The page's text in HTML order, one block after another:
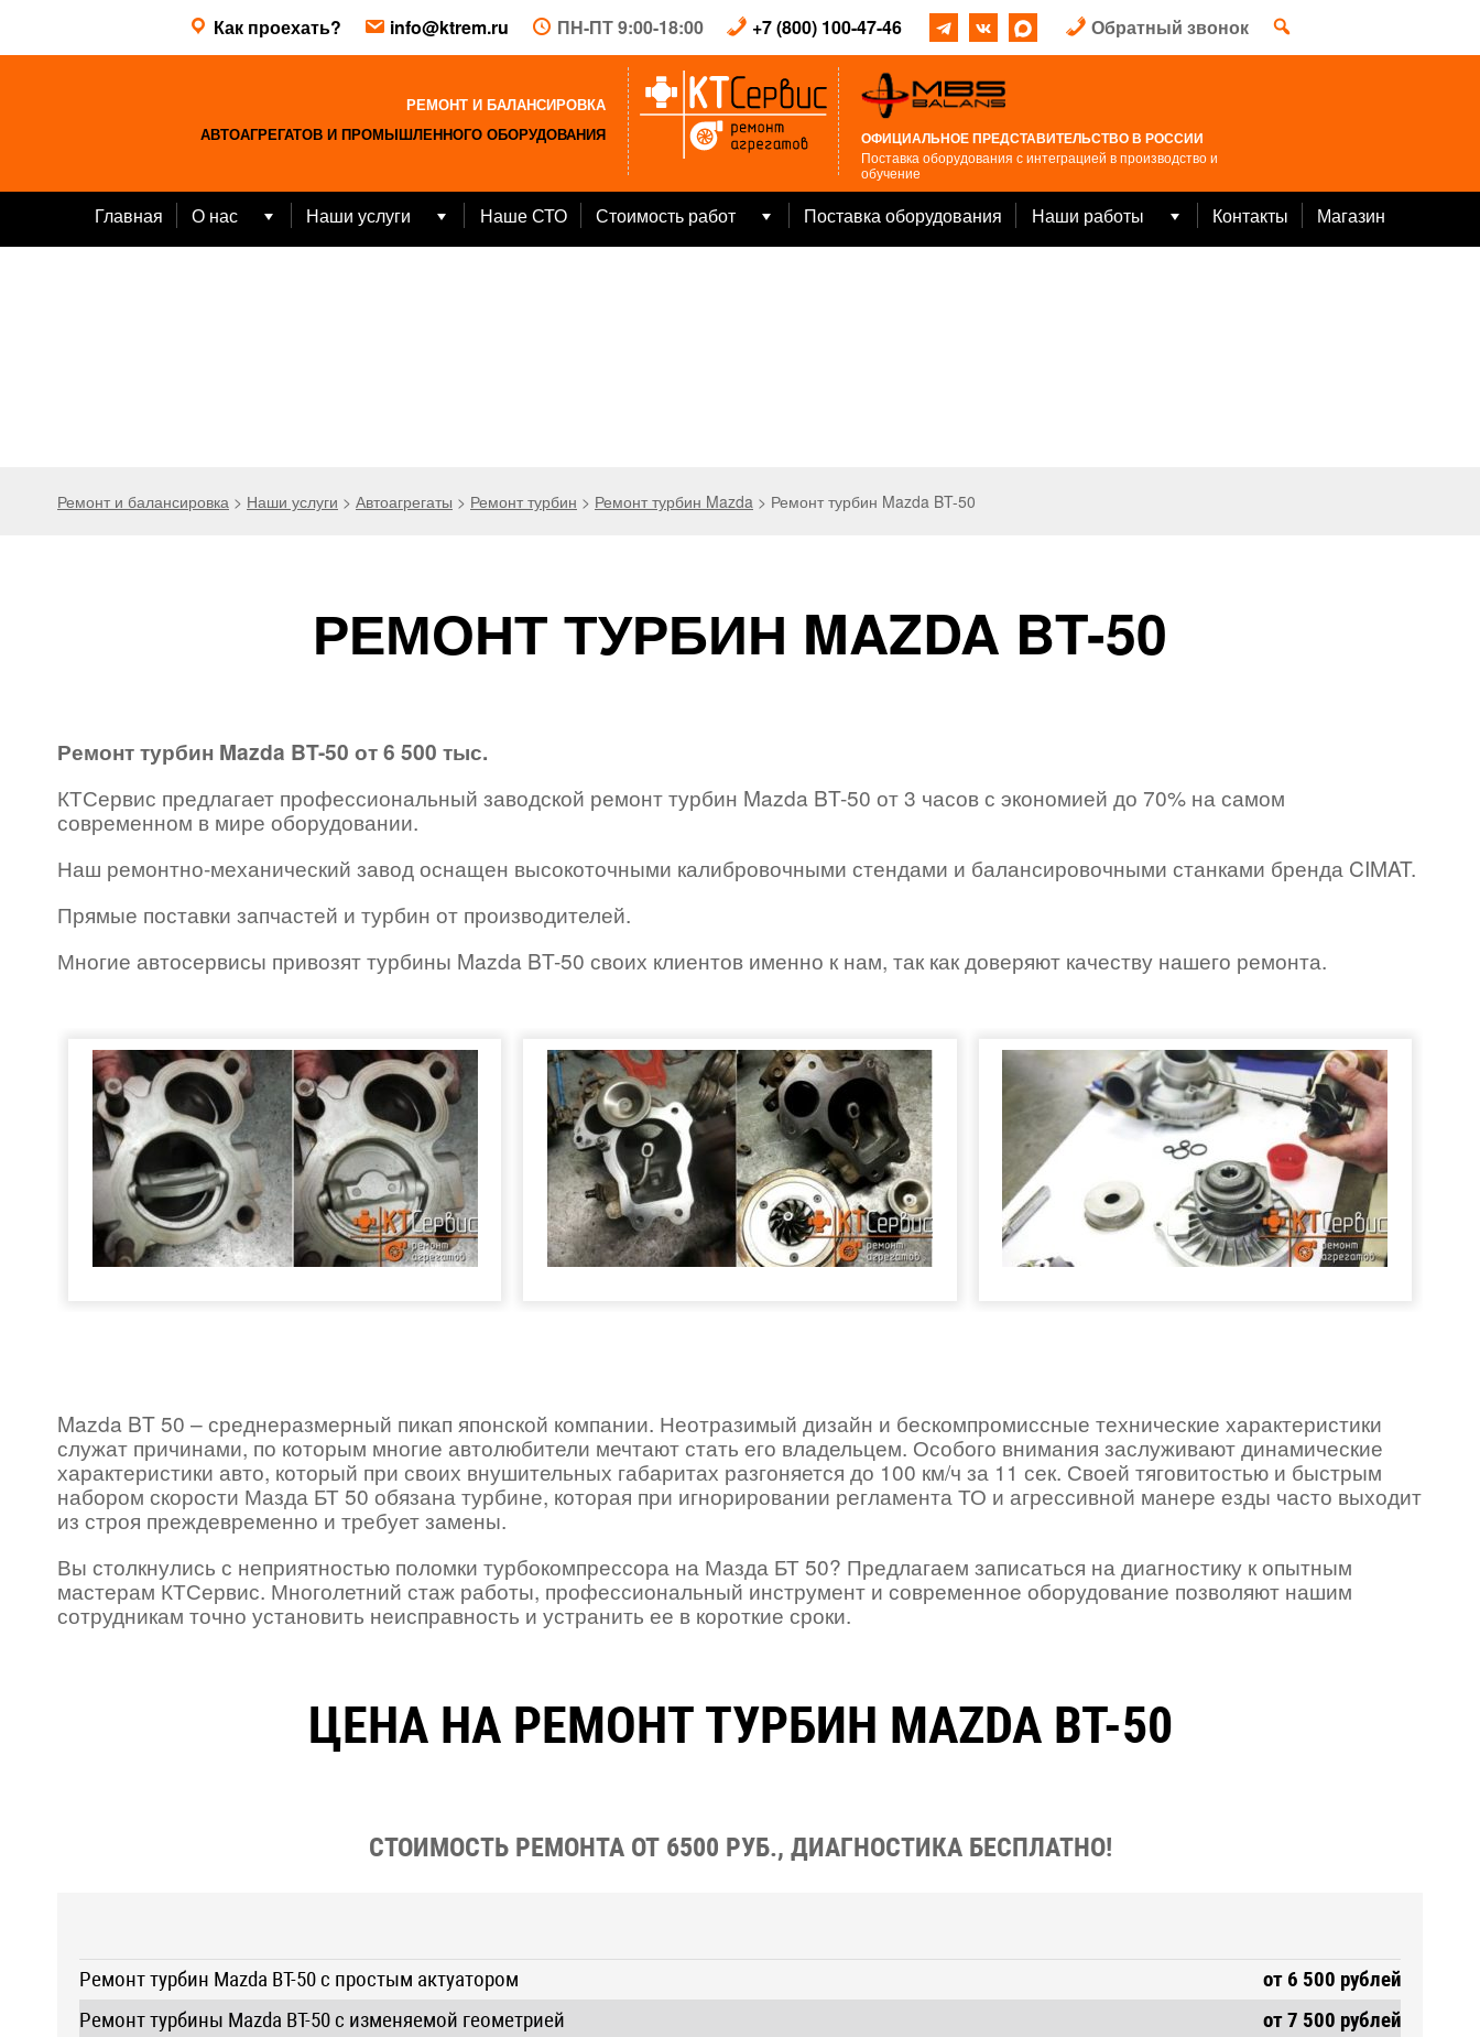
content
Как проехать? info@ktrem.ru ПН-ПТ 9:00-18:00 +7 (800) 100-47-46 Обратный звонок
РЕМОНТ И БАЛАНСИРОВКА
АВТОАГРЕГАТОВ И ПРОМЫШЛЕННОГО ОБОРУДОВАНИЯ
ОФИЦИАЛЬНОЕ ПРЕДСТАВИТЕЛЬСТВО В РОССИИ
Поставка оборудования с интеграцией в производство и
обучение
Главная О нас
Open
Наши услуги
Open
Наше СТО Стоимость работ
Open
Поставка оборудования Наши работы
Open
Контакты Магазин
Ремонт и балансировка > Наши услуги > Автоагрегаты > Ремонт турбин > Ремонт турбин Mazda > Ремонт турбин Mazda BT-50
РЕМОНТ ТУРБИН MAZDA BT-50
Ремонт турбин Mazda BT-50 от 6 500 тыс.
КТСервис предлагает профессиональный заводской ремонт турбин Mazda BT-50 от 3 часов с экономией до 70% на самом
современном в мире оборудовании.
Наш ремонтно-механический завод оснащен высокоточными калибровочными стендами и балансировочными станками бренда CIMAT.
Прямые поставки запчастей и турбин от производителей.
Многие автосервисы привозят турбины Mazda BT-50 своих клиентов именно к нам, так как доверяют качеству нашего ремонта.
Mazda BT 50 – среднеразмерный пикап японской компании. Неотразимый дизайн и бескомпромиссные технические характеристики
служат причинами, по которым многие автолюбители мечтают стать его владельцем. Особого внимания заслуживают динамические
характеристики авто, который при своих внушительных габаритах разгоняется до 100 км/ч за 11 сек. Своей тяговитостью и быстрым
набором скорости Мазда БТ 50 обязана турбине, которая при игнорировании регламента ТО и агрессивной манере езды часто выходит
из строя преждевременно и требует замены.
Вы столкнулись с неприятностью поломки турбокомпрессора на Мазда БТ 50? Предлагаем записаться на диагностику к опытным
мастерам КТСервис. Многолетний стаж работы, профессиональный инструмент и современное оборудование позволяют нашим
сотрудникам точно установить неисправность и устранить ее в короткие сроки.
ЦЕНА НА РЕМОНТ ТУРБИН MAZDA BT-50
СТОИМОСТЬ РЕМОНТА ОТ 6500 РУБ., ДИАГНОСТИКА БЕСПЛАТНО!
Ремонт турбин Mazda BT-50 с простым актуатором
от 6 500 рублей
Ремонт турбины Mazda BT-50 с изменяемой геометрией
от 7 500 рублей